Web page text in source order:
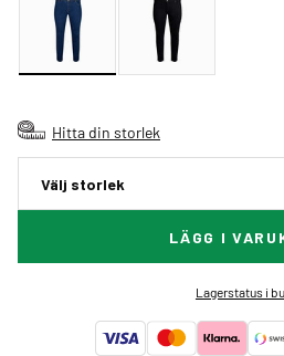
Hitta din storlek
Välj storlek
LÄGG I
Lagerstatus i